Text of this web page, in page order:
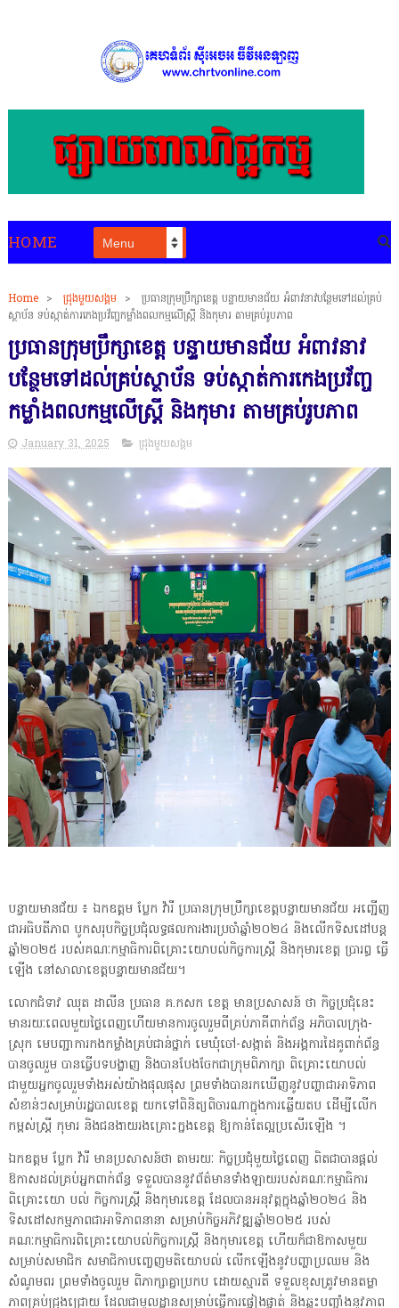
HOME
Home > ជ្រុងមួយសង្គម >
ប្រធានក្រុមប្រឹក្សាខេត្ត បន្ទាយមានជ័យ អំពាវនាវបន្ថែមទៅដល់គ្រប់
ស្ថាប័ន ទប់ស្កាត់ការកេងប្រវ័ញ្ចកម្លាំងពលកម្មលើស្រ្តី និងកុមារ តាមគ្រប់រូបភាព
ប្រធានក្រុមប្រឹក្សាខេត្ត បន្ទាយមានជ័យ អំពាវនាវ
បន្ថែមទៅដល់គ្រប់ស្ថាប័ន ទប់ស្កាត់ការកេងប្រវ័ញ្ច
កម្លាំងពលកម្មលើស្រ្តី និងកុមារ តាមគ្រប់រូបភាព
January 31, 2025 ជ្រុងមួយសង្គម
បន្ទាយមានជ័យ ៖ ឯកឧត្តម ប្លែក វ៉ារី ប្រធានក្រុមប្រឹក្សាខេត្តបន្ទាយមានជ័យ អញ្ជើញ
ជាអធិបតីភាព បូកសរុបកិច្ចប្រជុំលទ្ធផលការងារប្រចាំឆ្នាំ២០២៤ និងលើកទិសដៅបន្ត
ឆ្នាំ២០២៥ របស់គណៈកម្មាធិការពិគ្រោះយោបល់កិច្ចការស្រី្ដ និងកុមារខេត្ត ប្រារព្ធ ធ្វើ
ឡើង នៅសាលាខេត្តបន្ទាយមានជ័យ។
លោកជំទាវ ឈុត ដាលីន ប្រធាន គ.កសក ខេត្ត មានប្រសាសន៍ ថា កិច្ចប្រជុំនេះ
មានរយៈពេលមួយថ្ងៃពេញហើយមានការចូលរួមពីគ្រប់ភាគីពាក់ព័ន្ធ អភិបាលក្រុង-
ស្រុក មេបញ្ជាការកងកម្លាំងគ្រប់ជាន់ថ្នាក់ មេឃុំចៅ-សង្កាត់ និងអង្គការដៃគូពាក់ព័ន្ធ
បានចូលរួម បានធ្វេីបទបង្ហាញ និងបានបែងចែកជាក្រុមពិភាក្សា ពិគ្រោះយោបល់
ជាមួយអ្នកចូលរួមទាំងអស់យ៉ាងផុលផុស ព្រមទាំងបានរកឃើញនូវបញ្ហាជាអាទិភាព
សំខាន់ៗសម្រាប់រដ្ឋបាលខេត្ត យកទៅពិនិត្យពិចារណាក្នុងការឆ្លើយតប ដើម្បីលើក
កម្ពស់ស្ត្រី កុមារ និងជនងាយរងគ្រោះក្នងខេត្ត ឱ្យកាន់តែល្អប្រសើរឡើង ។
ឯកឧត្តម ប្លែក វ៉ារី មានប្រសាសន៍ថា តាមរយៈ កិច្ចប្រជុំមួយថ្ងៃពេញ ពិតជាបានផ្តល់
ឱកាសដល់គ្រប់អ្នកពាក់ព័ន្ធ ទទួលបាននូវព័ត៌មានទាំងឡាយរបស់គណៈកម្មាធិការ
ពិគ្រោះយោ បល់ កិច្ចការស្រ្តី និងកុមារខេត្ត ដែលបានអនុវត្តក្នុងឆ្នាំ២០២៤ និង
ទិសដៅសកម្មភាពជាអាទិភាពនានា សម្រាប់កិច្ចអភិវឌ្ឍឆ្នាំ២០២៥ របស់
គណៈកម្មាធិការពិគ្រោះយោបល់កិច្ចការស្រ្តី និងកុមារខេត្ត ហើយក៏ជាឱកាសមួយ
សម្រាប់សមាជិក សមាជិកាបញ្ចេញមតិយោបល់ លើកឡើងនូវបញ្ហាប្រឈម និង
សំណូមពរ ព្រមទាំងចូលរួម ពិភាក្សាគ្នាប្រកប ដោយស្មារតី ទទួលខុសត្រូវមានតម្លា
ភាពគ្រប់ជ្រុងជ្រោយ ដែលជាមូលដ្ឋានសម្រាប់ធ្វើការផ្ទៀងផ្ទាត់ និងឆ្លុះបញ្ចាំងនូវភាព